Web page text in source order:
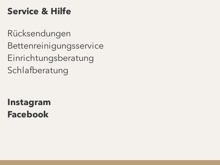
Service & Hilfe
Rücksendungen
Bettenreinigungsservice
Einrichtungsberatung
Schlafberatung
Instagram
Facebook